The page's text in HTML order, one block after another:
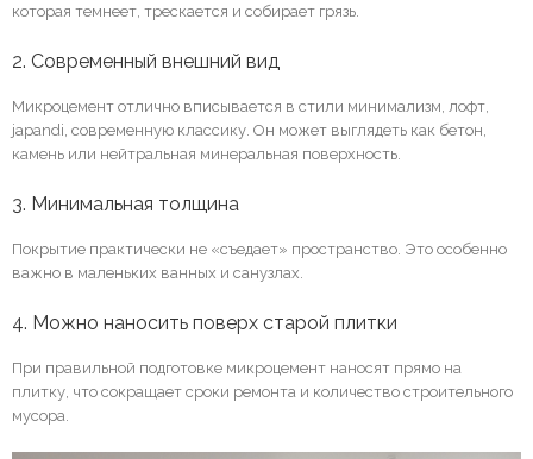
которая темнеет, трескается и собирает грязь.
2. Современный внешний вид
Микроцемент отлично вписывается в стили минимализм, лофт,
japandi, современную классику. Он может выглядеть как бетон,
камень или нейтральная минеральная поверхность.
3. Минимальная толщина
Покрытие практически не «съедает» пространство. Это особенно
важно в маленьких ванных и санузлах.
4. Можно наносить поверх старой плитки
При правильной подготовке микроцемент наносят прямо на
плитку, что сокращает сроки ремонта и количество строительного
мусора.